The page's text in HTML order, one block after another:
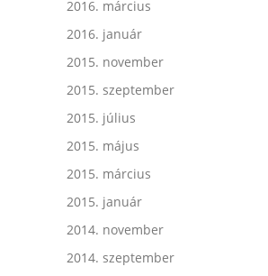
2016. március
2016. január
2015. november
2015. szeptember
2015. július
2015. május
2015. március
2015. január
2014. november
2014. szeptember